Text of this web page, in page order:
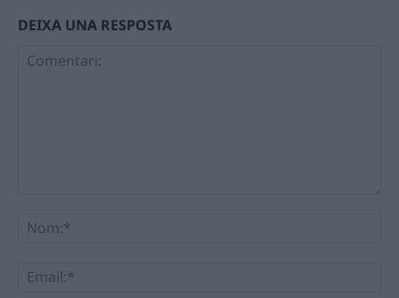
DEIXA UNA RESPOSTA